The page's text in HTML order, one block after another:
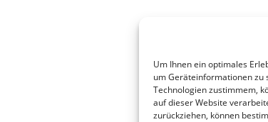
Um Ihnen ein optimales
um Geräteinformationen zu
Technologien zustimmem,
auf dieser Website
zurückziehen, können